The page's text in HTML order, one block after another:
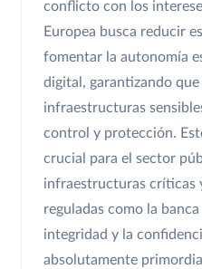
conflicto con los
Europea busca reducir
fomentar la autonomía
digital, garantizando
infraestructuras
control y protección.
crucial para el sector
infraestructuras críticas
reguladas como la
integridad y la
absolutamente